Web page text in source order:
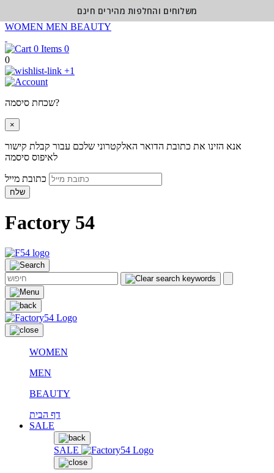
WOMEN MEN BEAUTY
0
0
+1
שכחת סיסמה?
×
אנא הזינו את כתובת הדואר האלקטרוני שלכם עבור קבלת קישור
לאיפוס סיסמה
שלח
Factory 54
WOMEN
MEN
BEAUTY
דף הבית
SALE
SALE
משלוחים והחלפות מהירים חינם